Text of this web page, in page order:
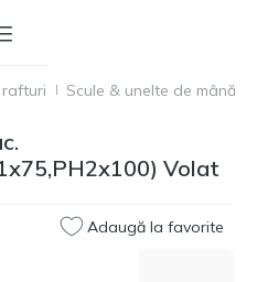
rafturi Scule & unelte de mână
Volat
Adaugă la favorite